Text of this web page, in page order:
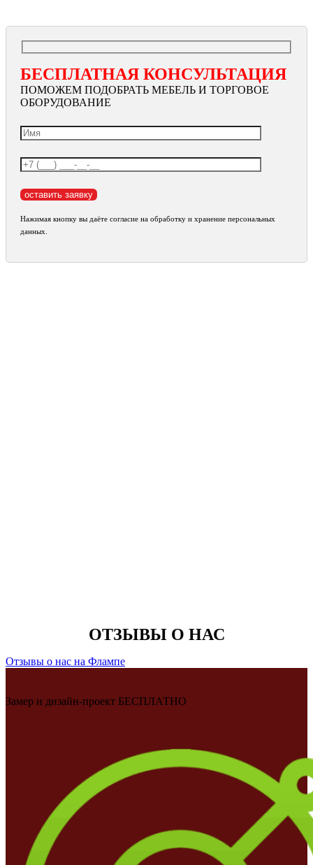
БЕСПЛАТНАЯ КОНСУЛЬТАЦИЯ
ПОМОЖЕМ ПОДОБРАТЬ МЕБЕЛЬ И ТОРГОВОЕ
ОБОРУДОВАНИЕ
Нажимая кнопку вы даёте согласие на обработку и хранение персональных
данных.
ОТЗЫВЫ О НАС
Отзывы о нас на Флампе
Замер и дизайн-проект БЕСПЛАТНО